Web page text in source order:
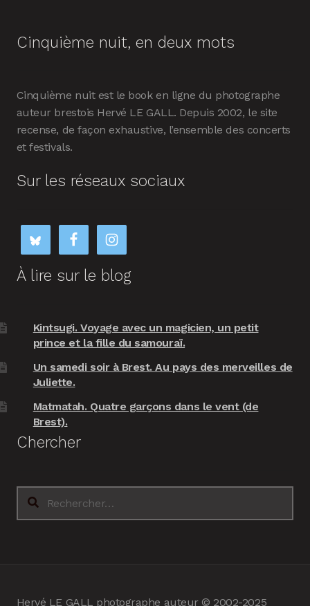
Cinquième nuit, en deux mots
Cinquième nuit est le book en ligne du photographe
auteur brestois Hervé LE GALL. Depuis 2002, le site
recense, de façon exhaustive, l’ensemble des concerts
et festivals.
Sur les réseaux sociaux
À lire sur le blog
Kintsugi. Voyage avec un magicien, un petit
prince et la fille du samouraï.
Un samedi soir à Brest. Au pays des merveilles de
Juliette.
Matmatah. Quatre garçons dans le vent (de
Brest).
Chercher
Rechercher :
Hervé LE GALL photographe auteur © 2002-2025